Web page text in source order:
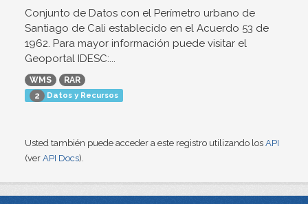
Conjunto de Datos con el Perímetro urbano de
Santiago de Cali establecido en el Acuerdo 53 de
1962. Para mayor información puede visitar el
Geoportal IDESC:...
WMS
RAR
2 Datos y Recursos
Usted también puede acceder a este registro utilizando los API
(ver API Docs).